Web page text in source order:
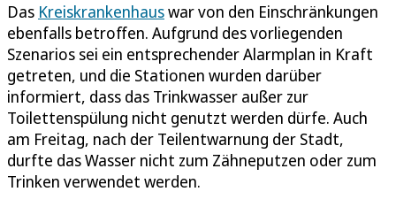
Das Kreiskrankenhauswar von den Einschränkungen
ebenfalls betroffen. Aufgrund des vorliegenden
Szenarios sei ein entsprechender Alarmplan in Kraft
getreten, und die Stationen wurden darüber
informiert, dass das Trinkwasser außer zur
Toilettenspülung nicht genutzt werden dürfe. Auch
am Freitag, nach der Teilentwarnung der Stadt,
durfte das Wasser nicht zum Zähneputzen oder zum
Trinken verwendet werden.